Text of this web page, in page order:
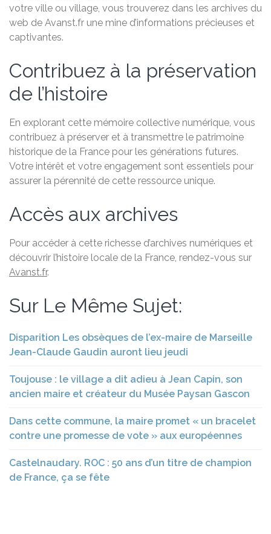
votre ville ou village, vous trouverez dans les archives du
web de Avanst.fr une mine d’informations précieuses et
captivantes.
Contribuez à la préservation
de l’histoire
En explorant cette mémoire collective numérique, vous
contribuez à préserver et à transmettre le patrimoine
historique de la France pour les générations futures.
Votre intérêt et votre engagement sont essentiels pour
assurer la pérennité de cette ressource unique.
Accès aux archives
Pour accéder à cette richesse d’archives numériques et
découvrir l’histoire locale de la France, rendez-vous sur
Avanst.fr.
Sur Le Même Sujet:
Disparition Les obsèques de l’ex-maire de Marseille
Jean-Claude Gaudin auront lieu jeudi
Toujouse : le village a dit adieu à Jean Capin, son
ancien maire et créateur du Musée Paysan Gascon
Dans cette commune, la maire promet « un bracelet
contre une promesse de vote » aux européennes
Castelnaudary. ROC : 50 ans d’un titre de champion
de France, ça se fête